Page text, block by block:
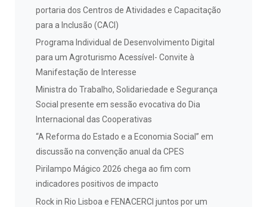
portaria dos Centros de Atividades e Capacitação
para a Inclusão (CACI)
Programa Individual de Desenvolvimento Digital
para um Agroturismo Acessível- Convite à
Manifestação de Interesse
Ministra do Trabalho, Solidariedade e Segurança
Social presente em sessão evocativa do Dia
Internacional das Cooperativas
“A Reforma do Estado e a Economia Social” em
discussão na convenção anual da CPES
Pirilampo Mágico 2026 chega ao fim com
indicadores positivos de impacto
Rock in Rio Lisboa e FENACERCI juntos por um